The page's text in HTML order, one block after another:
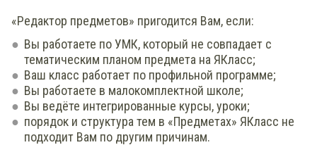
«Редактор предметов» пригодится Вам, если:
Вы работаете по УМК, который не совпадает с
тематическим планом предмета на ЯКласс;
Ваш класс работает по профильной программе;
Вы работаете в малокомплектной школе;
Вы ведёте интегрированные курсы, уроки;
порядок и структура тем в «Предметах» ЯКласс не
подходит Вам по другим причинам.